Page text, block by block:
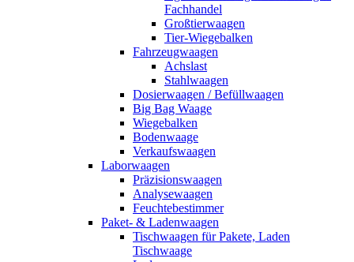
Fachhandel
Großtierwaagen
Tier-Wiegebalken
Fahrzeugwaagen
Achslast
Stahlwaagen
Dosierwaagen / Befüllwaagen
Big Bag Waage
Wiegebalken
Bodenwaage
Verkaufswaagen
Laborwaagen
Präzisionswaagen
Analysewaagen
Feuchtebestimmer
Paket- & Ladenwaagen
Tischwaagen für Pakete, Laden
Tischwaage